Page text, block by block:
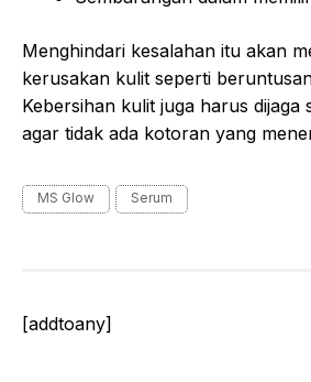
Menghindari kesalahan itu akan
kerusakan kulit seperti
Kebersihan kulit juga harus dijaga
agar tidak ada kotoran yang
TagsMS Glow Serum
[addtoany]